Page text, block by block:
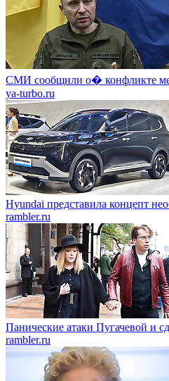
СМИ сообщили о� конфликте
ya-turbo.ru
Hyundai представила концепт
rambler.ru
Панические атаки Пугачевой и
rambler.ru